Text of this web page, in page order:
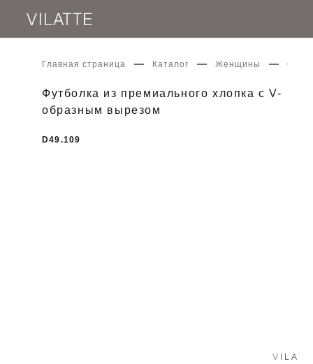
Главная страница Каталог Женщины
Футболка из премиального хлопка с V-
образным вырезом
D49.109